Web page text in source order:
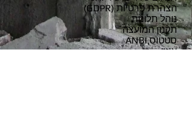
הצהרת פרטיות (GDPR)
נוהל תלונות
תקנון המועצה
סטטוס ANBI
איזון